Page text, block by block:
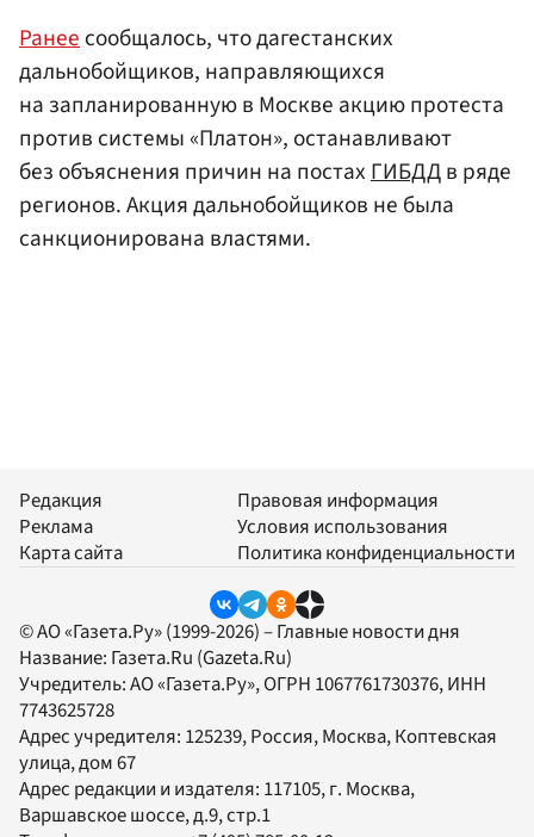
Ранеесообщалось, что дагестанских
дальнобойщиков, направляющихся
на запланированную в Москве акцию протеста
против системы «Платон», останавливают
без объяснения причин на постахГИБДДв ряде
регионов. Акция дальнобойщиков не была
санкционирована властями.
Редакция
Реклама
Карта сайта
Правовая информация
Условия использования
Политика конфиденциальности
© АО «Газета.Ру» (1999-2026) – Главные новости дня
Название: Газета.Ru (Gazeta.Ru)
Учредитель:АО «Газета.Ру», ОГРН 1067761730376, ИНН
7743625728
Адрес учредителя: 125239, Россия, Москва, Коптевская
улица, дом 67
Адрес редакции и издателя: 117105, г. Москва,
Варшавское шоссе, д.9, стр.1